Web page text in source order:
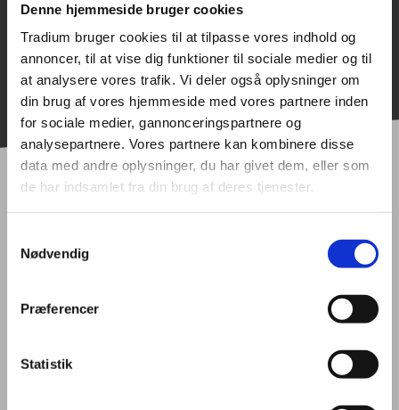
Denne hjemmeside bruger cookies
Tradium bruger cookies til at tilpasse vores indhold og
annoncer, til at vise dig funktioner til sociale medier og til
at analysere vores trafik. Vi deler også oplysninger om
din brug af vores hjemmeside med vores partnere inden
for sociale medier, gannonceringspartnere og
analysepartnere. Vores partnere kan kombinere disse
data med andre oplysninger, du har givet dem, eller som
de har indsamlet fra din brug af deres tjenester.
Nødvendig
Præferencer
Statistik
SØG OPTAGELSE
OM UDDANNELSEN FREMTID
KONTAKT